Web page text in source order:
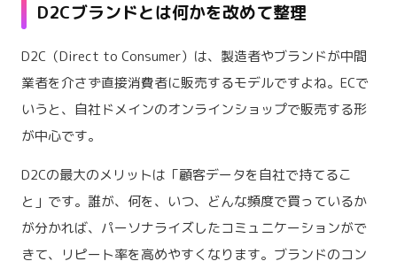
D2Cブランドとは何かを改めて整理
D2C（Direct to Consumer）は、製造者やブランドが中間
業者を介さず直接消費者に販売するモデルですよね。ECで
いうと、自社ドメインのオンラインショップで販売する形
が中心です。
D2Cの最大のメリットは「顧客データを自社で持てるこ
と」です。誰が、何を、いつ、どんな頻度で買っているか
が分かれば、パーソナライズしたコミュニケーションがで
きて、リピート率を高めやすくなります。ブランドのコン